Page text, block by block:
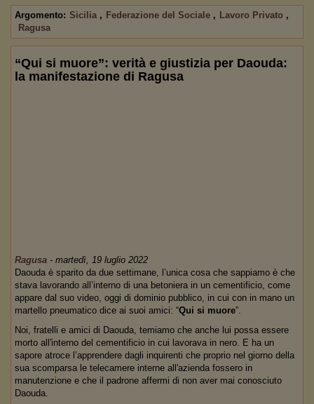
Argomento: Sicilia , Federazione del Sociale , Lavoro Privato ,
Ragusa
“Qui si muore”: verità e giustizia per Daouda:
la manifestazione di Ragusa
Ragusa - martedì, 19 luglio 2022
Daouda è sparito da due settimane, l’unica cosa che sappiamo è che
stava lavorando all’interno di una betoniera in un cementificio, come
appare dal suo video, oggi di dominio pubblico, in cui con in mano un
martello pneumatico dice ai suoi amici: “Qui si muore”.
Noi, fratelli e amici di Daouda, temiamo che anche lui possa essere
morto all'interno del cementificio in cui lavorava in nero. E ha un
sapore atroce l’apprendere dagli inquirenti che proprio nel giorno della
sua scomparsa le telecamere interne all'azienda fossero in
manutenzione e che il padrone affermi di non aver mai conosciuto
Daouda.